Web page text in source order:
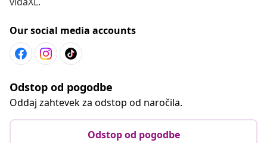
Our social media accounts
Odstop od pogodbe
Oddaj zahtevek za odstop od naročila.
Odstop od pogodbe